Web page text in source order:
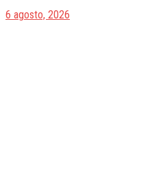
6 agosto, 2026